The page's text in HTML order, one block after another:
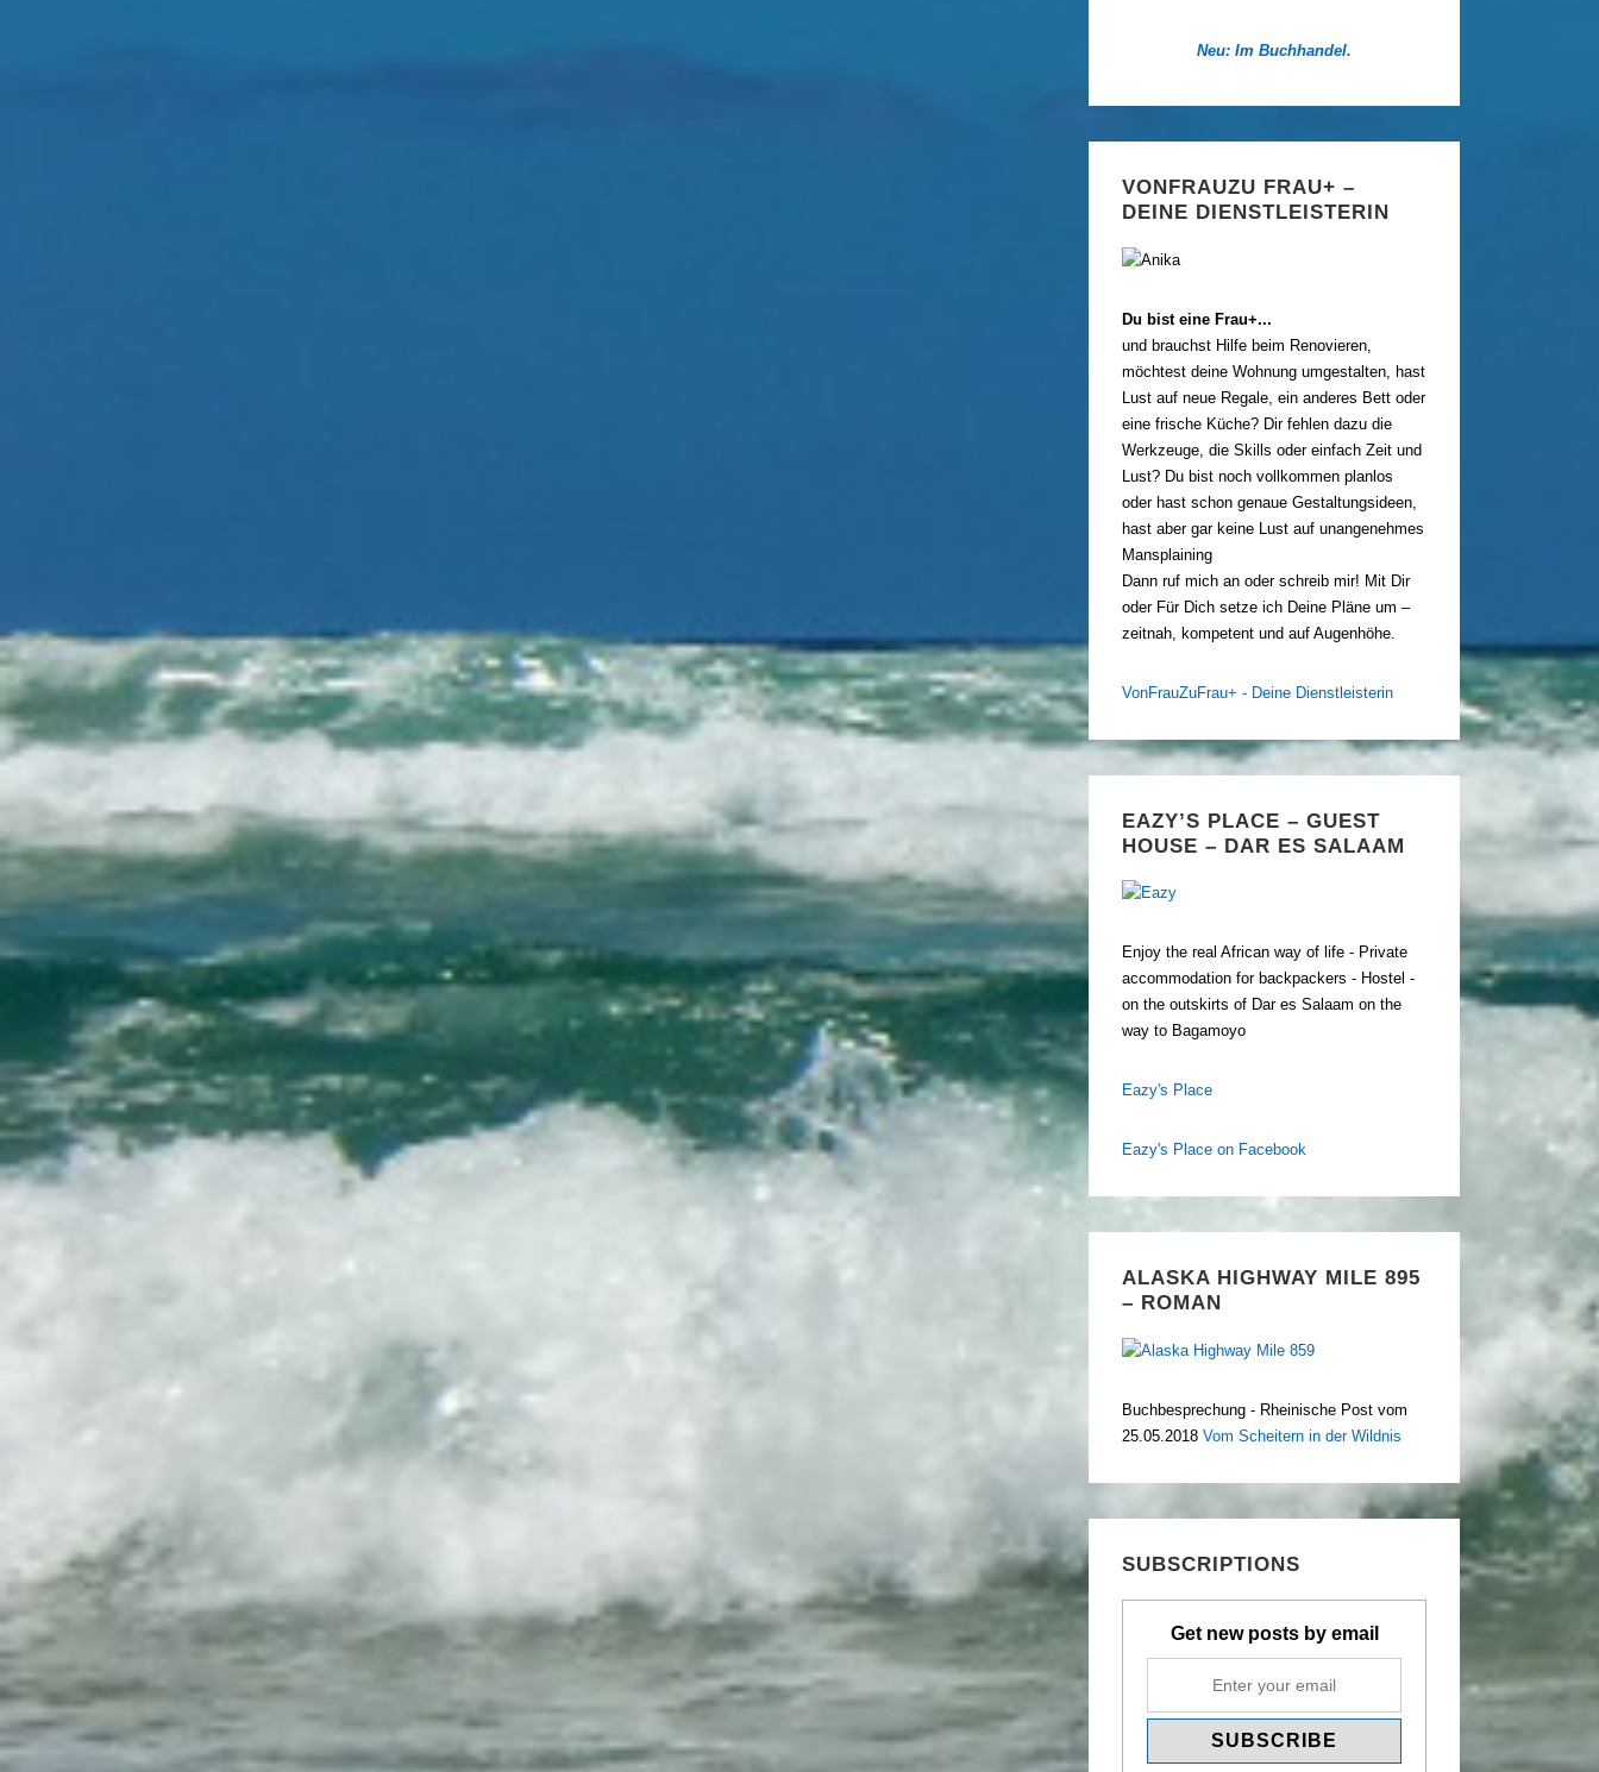
Neu: Im Buchhandel.
VONFRAUZU FRAU+ –
DEINE DIENSTLEISTERIN
Du bist eine Frau+...
und brauchst Hilfe beim Renovieren,
möchtest deine Wohnung umgestalten, hast
Lust auf neue Regale, ein anderes Bett oder
eine frische Küche? Dir fehlen dazu die
Werkzeuge, die Skills oder einfach Zeit und
Lust? Du bist noch vollkommen planlos
oder hast schon genaue Gestaltungsideen,
hast aber gar keine Lust auf unangenehmes
Mansplaining
Dann ruf mich an oder schreib mir! Mit Dir
oder Für Dich setze ich Deine Pläne um –
zeitnah, kompetent und auf Augenhöhe.
VonFrauZuFrau+ - Deine Dienstleisterin
EAZY’S PLACE – GUEST
HOUSE – DAR ES SALAAM
Enjoy the real African way of life - Private
accommodation for backpackers - Hostel -
on the outskirts of Dar es Salaam on the
way to Bagamoyo
Eazy's Place
Eazy's Place on Facebook
ALASKA HIGHWAY MILE 895
– ROMAN
Buchbesprechung - Rheinische Post vom
25.05.2018 Vom Scheitern in der Wildnis
SUBSCRIPTIONS
Get new posts by email